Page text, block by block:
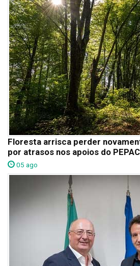
Floresta arrisca perder
por atrasos nos apoios do PEPAC
05 ago